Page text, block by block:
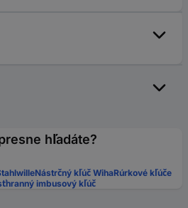
hľadáte?
Nástrčný kľúč WihaRúrkové kľúče
imbusový kľúč